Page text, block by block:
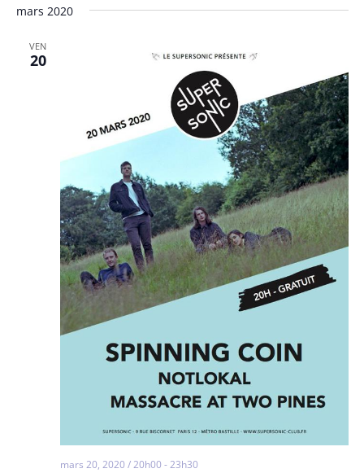
mars 2020
VEN
20
mars 20, 2020 / 20h00 -23h30